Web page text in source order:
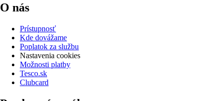
O nás
Prístupnosť
Kde dovážame
Poplatok za službu
Nastavenia cookies
Možnosti platby
Tesco.sk
Clubcard